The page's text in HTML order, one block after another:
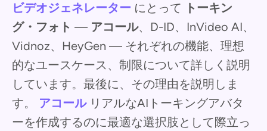
ビデオジェネレーター にとって トーキン
グ・フォト — アコール、D-ID、InVideo AI、
Vidnoz、HeyGen — それぞれの機能、理想
的なユースケース、制限について詳しく説明
しています。最後に、その理由を説明しま
す。 アコール リアルなAIトーキングアバタ
ーを作成するのに最適な選択肢として際立っ